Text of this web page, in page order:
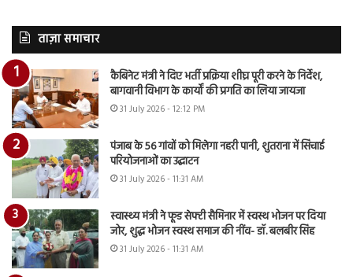
ताज़ा समाचार
कैबिनेट मंत्री ने दिए भर्ती प्रक्रिया शीघ्र पूरी करने के निर्देश,
बागवानी विभाग के कार्यों की प्रगति का लिया जायजा
31 July 2026 - 12:12 PM
पंजाब के 56 गांवों को मिलेगा नहरी पानी, शुतराना में सिंचाई
परियोजनाओं का उद्घाटन
31 July 2026 - 11:31 AM
स्वास्थ्य मंत्री ने फूड सेफ्टी सैमिनार में स्वस्थ भोजन पर दिया
जोर, शुद्ध भोजन स्वस्थ समाज की नींव- डॉ. बलबीर सिंह
31 July 2026 - 11:31 AM